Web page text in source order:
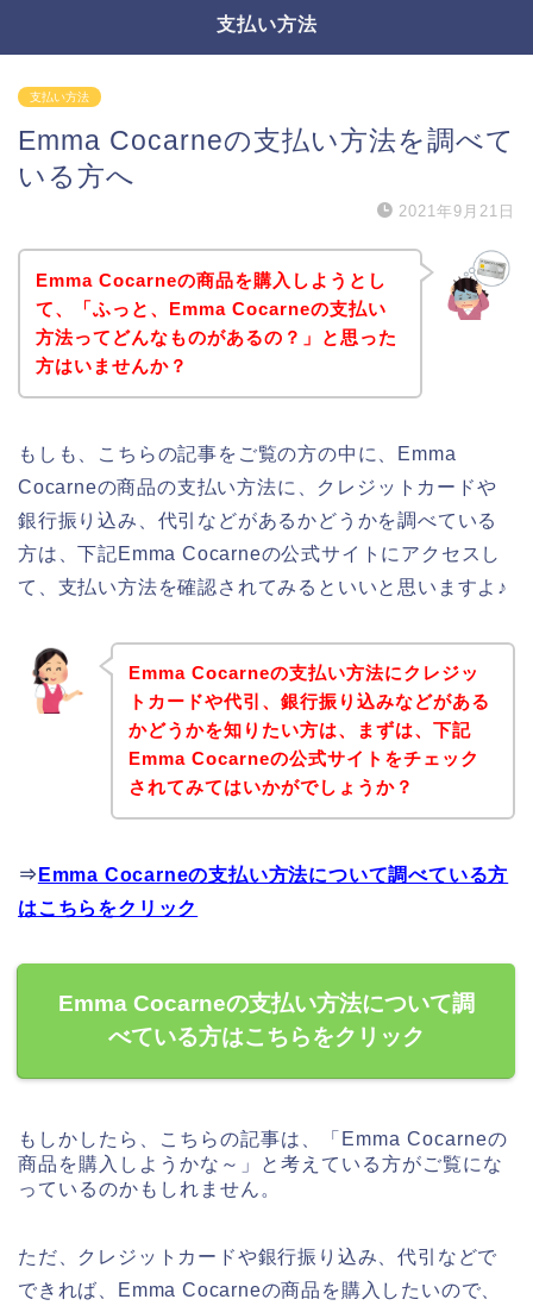
支払い方法
支払い方法
Emma Cocarneの支払い方法を調べて
いる方へ
2021年9月21日
Emma Cocarneの商品を購入しようとし
て、「ふっと、Emma Cocarneの支払い
方法ってどんなものがあるの？」と思った
方はいませんか？
もしも、こちらの記事をご覧の方の中に、Emma
Cocarneの商品の支払い方法に、クレジットカードや
銀行振り込み、代引などがあるかどうかを調べている
方は、下記Emma Cocarneの公式サイトにアクセスし
て、支払い方法を確認されてみるといいと思いますよ♪
Emma Cocarneの支払い方法にクレジッ
トカードや代引、銀行振り込みなどがある
かどうかを知りたい方は、まずは、下記
Emma Cocarneの公式サイトをチェック
されてみてはいかがでしょうか？
⇒ Emma Cocarneの支払い方法について調べている方
はこちらをクリック
Emma Cocarneの支払い方法について調
べている方はこちらをクリック
もしかしたら、こちらの記事は、「Emma Cocarneの
商品を購入しようかな～」と考えている方がご覧にな
っているのかもしれません。
ただ、クレジットカードや銀行振り込み、代引などで
できれば、Emma Cocarneの商品を購入したいので、